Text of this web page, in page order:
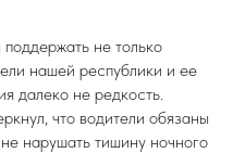
не только
нашей республики и ее
далеко не редкость.
что водители обязаны
нарушать тишину ночного